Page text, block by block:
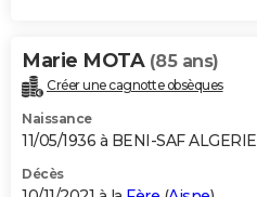
Marie MOTA (85 ans)
Créer une cagnotte obsèques
Naissance
11/05/1936 à BENI-SAF ALGERIE
Décès